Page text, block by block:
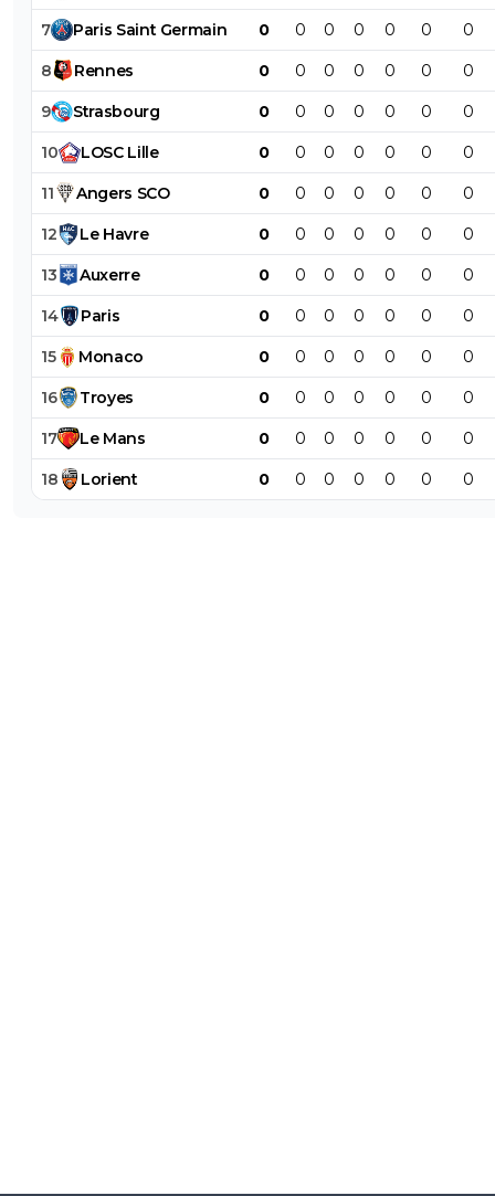
7 Paris Saint Germain 0 0 0 0 0 0 0
8 Rennes 0 0 0 0 0 0 0
9 Strasbourg 0 0 0 0 0 0 0
10 LOSC Lille 0 0 0 0 0 0 0
11 Angers SCO 0 0 0 0 0 0 0
12 Le Havre 0 0 0 0 0 0 0
13 Auxerre 0 0 0 0 0 0 0
14 Paris 0 0 0 0 0 0 0
15 Monaco 0 0 0 0 0 0 0
16 Troyes 0 0 0 0 0 0 0
17 Le Mans 0 0 0 0 0 0 0
18 Lorient 0 0 0 0 0 0 0